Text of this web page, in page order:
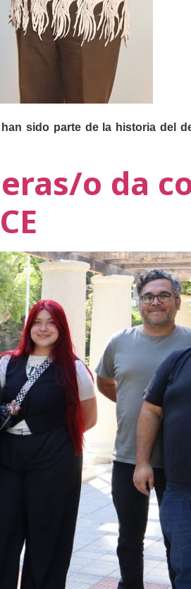
sido parte de la historia del
o da